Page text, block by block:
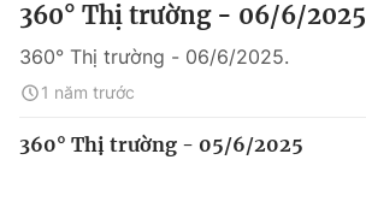
360° Thị trường - 06/6/2025
360° Thị trường - 06/6/2025.
1 năm trước
360° Thị trường - 05/6/2025